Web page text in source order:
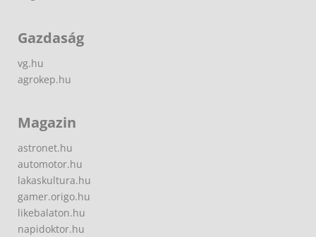
Gazdaság
vg.hu
agrokep.hu
Magazin
astronet.hu
automotor.hu
lakaskultura.hu
gamer.origo.hu
likebalaton.hu
napidoktor.hu